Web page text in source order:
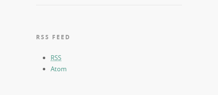
RSS FEED
RSS
Atom